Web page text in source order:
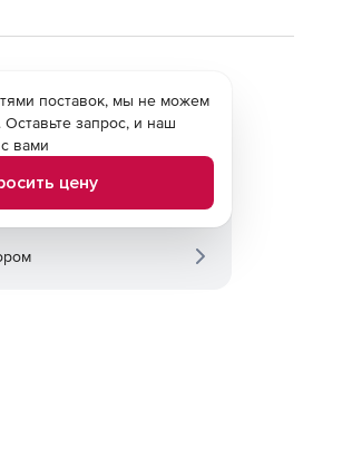
поставок, мы не можем
Оставьте запрос, и наш
вами
цену